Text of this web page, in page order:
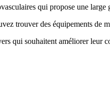
qui propose une
trouver des équipements de
qui souhaitent améliorer leur